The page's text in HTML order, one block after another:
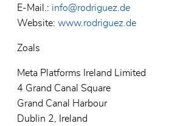
E-Mail.: info@rodriguez.de
Website: www.rodriguez.de
Zoals
Meta Platforms Ireland Limited
4 Grand Canal Square
Grand Canal Harbour
Dublin 2, Ireland